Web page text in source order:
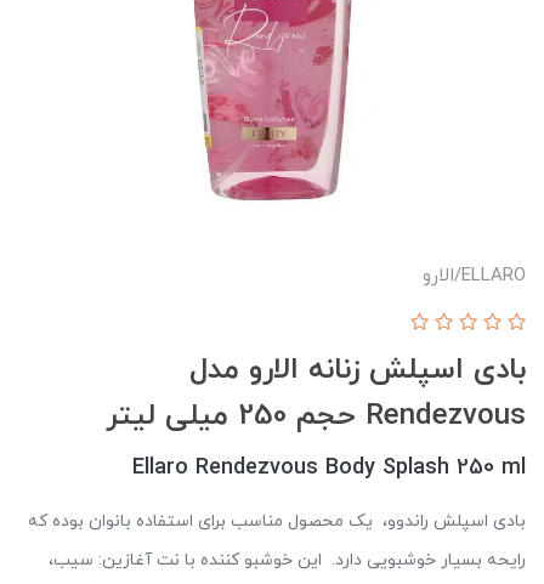
ELLARO/الارو
بادی اسپلش زنانه الارو مدل
Rendezvous حجم 250 میلی لیتر
Ellaro Rendezvous Body Splash 250 ml
بادی اسپلش راندوو، یک محصول مناسب برای استفاده بانوان بوده که
رایحه بسیار خوشبویی دارد. این خوشبو کننده با نت آغازین: سیب،